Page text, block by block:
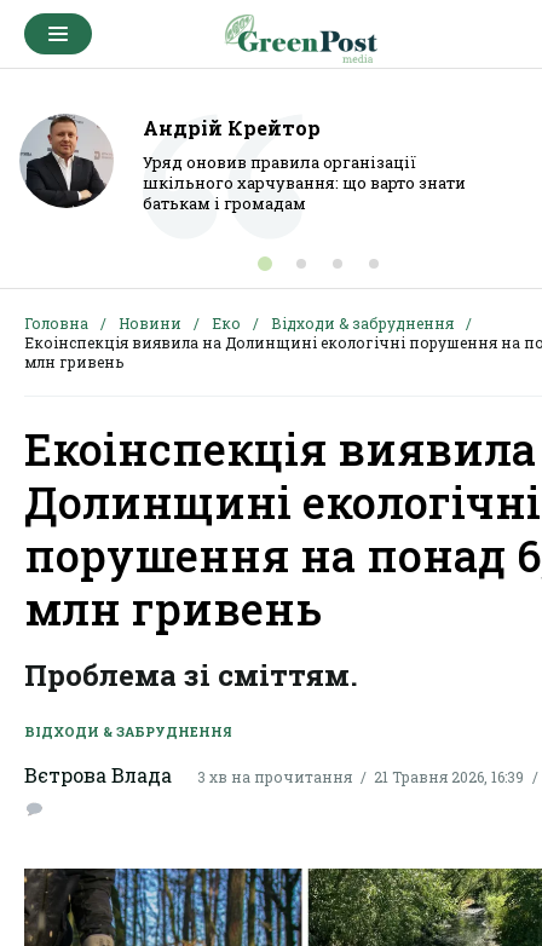
Андрій Крейтор
Уряд оновив правила організації
шкільного харчування: що варто знати
батькам і громадам
Головна Новини Еко
Відходи & забруднення
Екоінспекція виявила на Долинщині екологічні порушення на
млн гривень
Екоінспекція
Долинщині екологічні
порушення на понад
млн гривень
Проблема зі сміттям.
ВІДХОДИ & ЗАБРУДНЕННЯ
Вєтрова Влада 3 хв на прочитання 21 Травня 2026, 16:39